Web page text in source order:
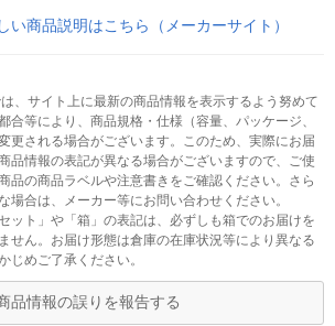
い商品説明はこちら（メーカーサイト）
、サイト上に最新の商品情報を表示するよう努めて
合等により、商品規格・仕様（容量、パッケージ、
更される場合がございます。このため、実際にお届
品情報の表記が異なる場合がございますので、ご使
品の商品ラベルや注意書きをご確認ください。さら
場合は、メーカー等にお問い合わせください。
ット」や「箱」の表記は、必ずしも箱でのお届けを
せん。お届け形態は倉庫の在庫状況等により異なる
じめご了承ください。
品情報の誤りを報告する